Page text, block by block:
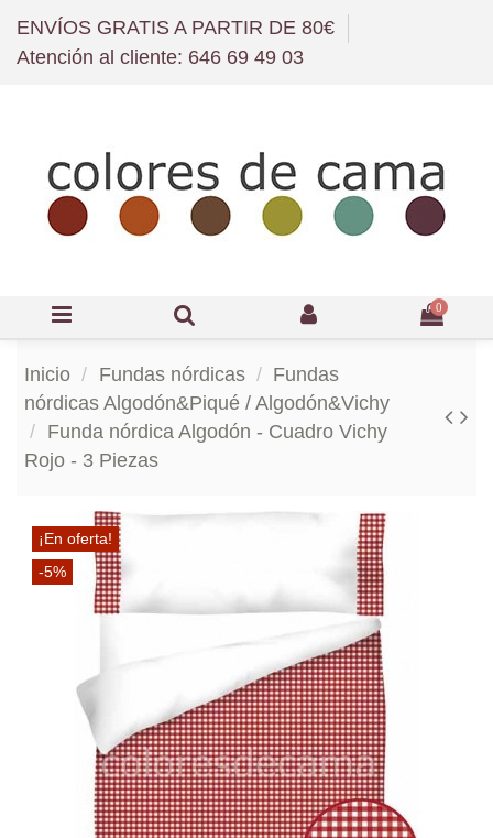
ENVÍOS GRATIS A PARTIR DE 80€
Atención al cliente: 646 69 49 03
0
Inicio Fundas nórdicas
Fundas
nórdicas Algodón&Piqué / Algodón&Vichy
Funda nórdica Algodón - Cuadro Vichy
Rojo - 3 Piezas
¡En oferta!
-5%